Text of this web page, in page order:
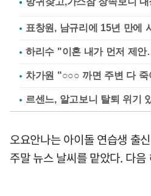
표창원, 남규리에 15년 만에
하리수 "이혼 내가 먼저 제
차가원 "○○○ 까면 주변 다
르센느, 알고보니 탈퇴 위기
오요안나는 아이돌 연습생 출
주말 뉴스 날씨를 맡았다. 다